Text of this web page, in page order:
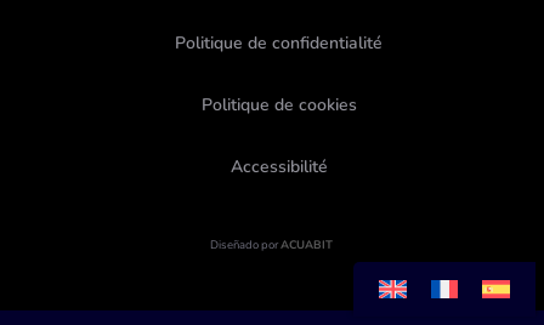
Politique de confidentialité
Politique de cookies
Accessibilité
Diseñado porACUABIT